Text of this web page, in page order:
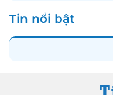
Tin nổi bật